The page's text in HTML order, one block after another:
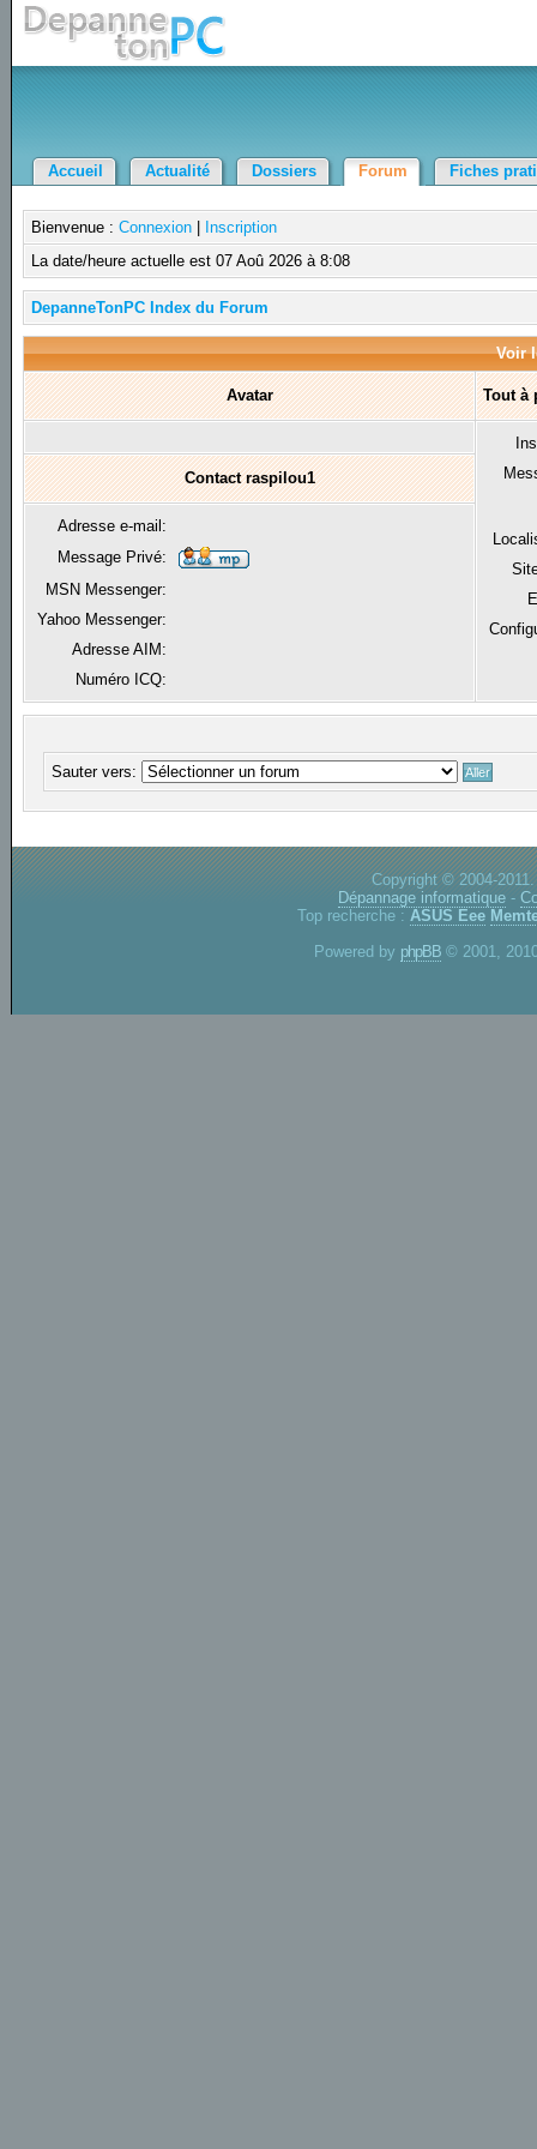
Accueil Actualité Dossiers Forum Fiches
Bienvenue :Connexion
Inscription
La date/heure actuelle est 07 Aoû 2026 à 8:08
DepanneTonPC Index du Forum
Voir
Avatar Tout à
Contact raspilou1
Adresse e-mail:
Message Privé:
MSN Messenger:
Yahoo Messenger:
Adresse AIM:
Numéro ICQ:
Sauter vers:
Copyright © 2004-
Dépannage informatique -
Top recherche : ASUS Eee
Powered by phpBB © 2001,